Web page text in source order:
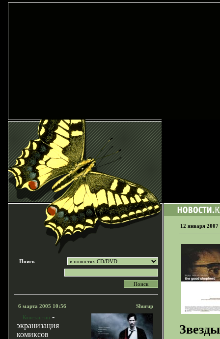
Поиск
6 марта 2005 10:56
Shurup
Константин -
экранизация
комиксов
12 января